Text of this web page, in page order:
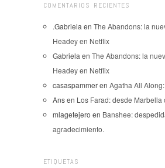
COMENTARIOS RECIENTES
.Gabriela en The Abandons: la
Headey en Netflix
Gabriela en The Abandons: la
Headey en Netflix
casaspammeren Agatha All
Ansen Los Farad: desde Marbella
mlagetejero en Banshee:
agradecimiento.
ETIQUETAS